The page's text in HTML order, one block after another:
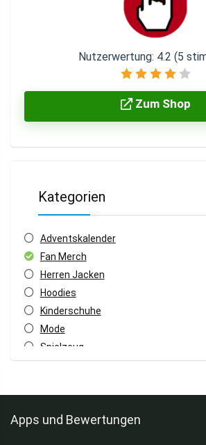
Nutzerwertung: 4.2 (5
Zum Shop
Kategorien
Adventskalender
Fan Merch
Herren Jacken
Hoodies
Kinderschuhe
Mode
Spielzeug
Apps und Bewertungen